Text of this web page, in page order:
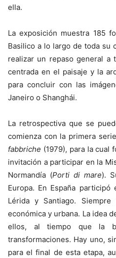
ella.
La exposición muestra 185
Basilico a lo largo de toda su
realizar un repaso general a
centrada en el paisaje y la
para concluir con las
Janeiro o Shanghái.
La retrospectiva que se
comienza con la primera
fabbriche (1979), para la cual
invitación a participar en la
Normandía (Porti di mare).
Europa. En España
Lérida y Santiago.
económica y urbana. La idea
ellos, al tiempo que la
transformaciones. Hay uno,
para el final de esta etapa,